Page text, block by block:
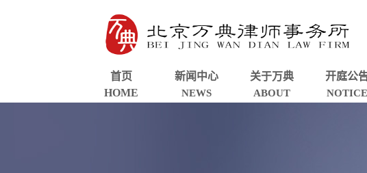
首页
HOME
新闻中心
NEWS
关于万典
ABOUT
开庭公
NOTICE